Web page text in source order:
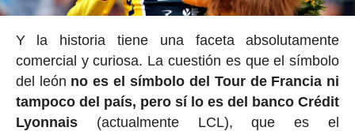
Y la historia tiene una faceta absolutamente
comercial y curiosa. La cuestión es que el símbolo
del león no es el símbolo del Tour de Francia ni
tampoco del país, pero sí lo es del banco Crédit
Lyonnais(actualmente LCL), que es el